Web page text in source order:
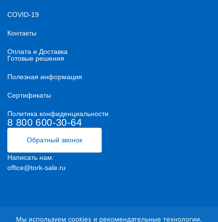
COVID-19
Контакты
Оплата и Доставка
Готовые решения
Полезная информация
Сертификаты
Политика конфиденциальности
8 800 600-30-64
Обратный звонок
Написать нам:
office@tork-sale.ru
Мы используем cookies и рекомендательные технологии.